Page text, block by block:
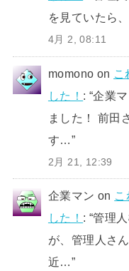
を見ていたら
4月 2, 08:11
momono on こ
した！ : “企業
ました！ 前田
す…”
2月 21, 12:39
企業マン on こ
した！ : “管理
が、管理人さ
近…”